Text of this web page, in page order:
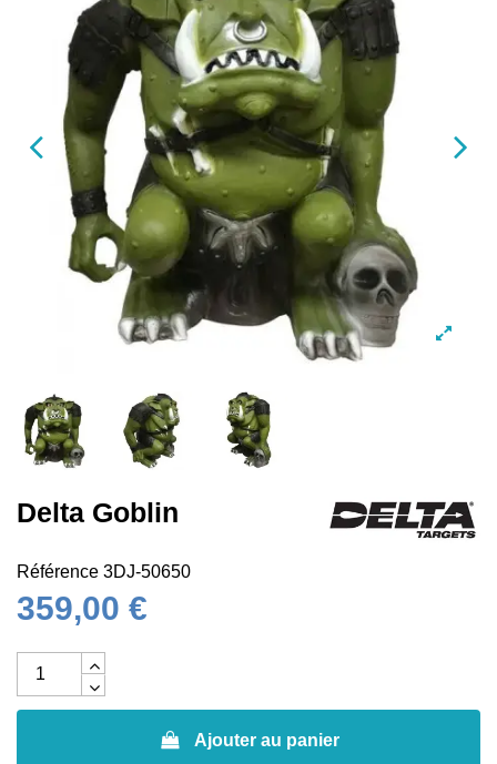
Delta Goblin
Référence 3DJ-50650
359,00 €
Ajouter au panier